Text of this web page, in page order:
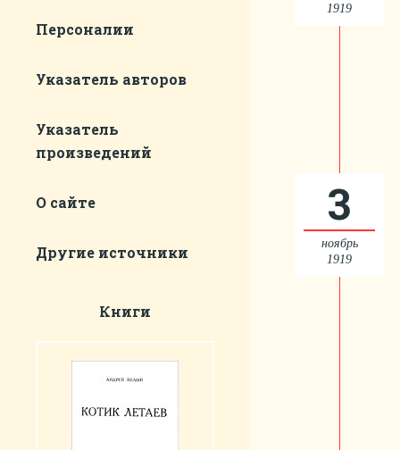
Персоналии
Указатель авторов
Указатель
произведений
О сайте
Другие источники
Книги
1919
3
ноябрь
1919